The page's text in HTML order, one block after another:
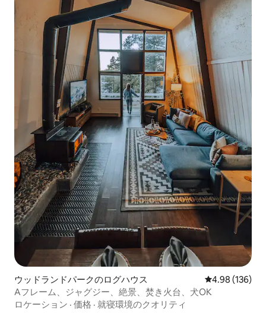
ウッドランドパークのログハウス レビュー136
4.98 (136)
Aフレーム、ジャグジー、絶景、焚き火台、犬OK
ロケーション · 価格 · 就寝環境のクオリティ